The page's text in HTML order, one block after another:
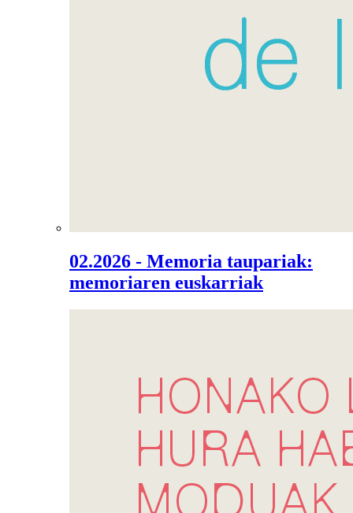
02.2026 - Memoria taupariak:
memoriaren euskarriak